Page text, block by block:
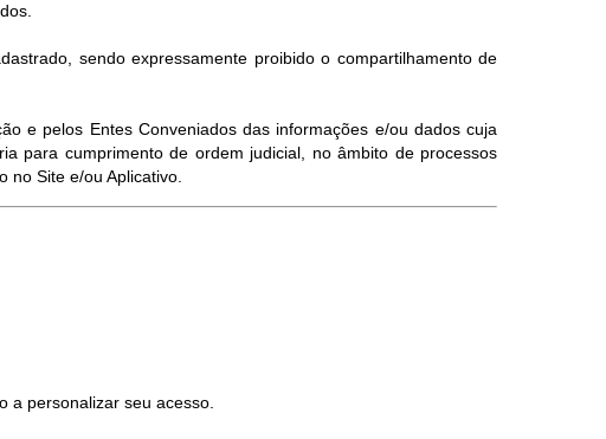
sendo expressamente proibido o compartilhamento de
e pelos Entes Conveniados das informações e/ou dados cuja
para cumprimento de ordem judicial, no âmbito de processos
Site e/ou Aplicativo.
a personalizar seu acesso.